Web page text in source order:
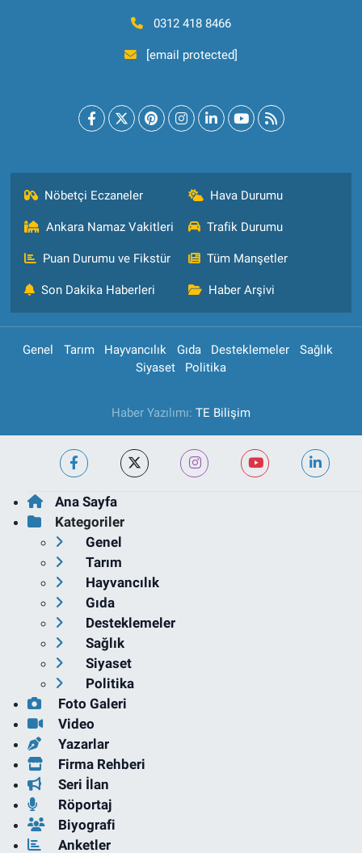
0312 418 8466
[email protected]
Nöbetçi Eczaneler Hava Durumu
Ankara Namaz Vakitleri Trafik Durumu
Puan Durumu ve Fikstür Tüm Manşetler
Son Dakika Haberleri Haber Arşivi
Genel Tarım Hayvancılık Gıda Desteklemeler
Sağlık
Siyaset
Politika
Haber Yazılımı: TE Bilişim
Ana Sayfa
Kategoriler
Genel
Tarım
Hayvancılık
Gıda
Desteklemeler
Sağlık
Siyaset
Politika
Foto Galeri
Video
Yazarlar
Firma Rehberi
Seri İlan
Röportaj
Biyografi
Anketler